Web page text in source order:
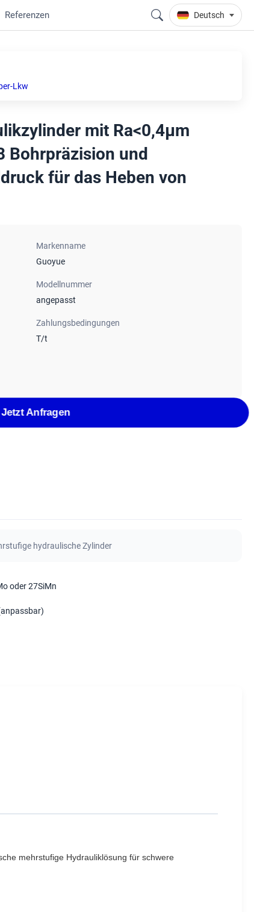
Referenzen Deutsch
Lkw
mit Ra<0,4μm
Bohrpräzision und
für das Heben von
Markenname
Guoyue
Modellnummer
angepasst
Zahlungsbedingungen
T/t
Jetzt Anfragen
hydraulische Zylinder
oder 27SiMn
mehrstufige Hydrauliklösung für schwere